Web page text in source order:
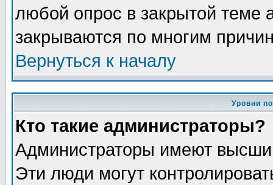
любой опрос в закрытой теме
закрываются по многим
Вернуться к началу
Уровни
Кто такие администраторы?
Администраторы имеют
Эти люди могут